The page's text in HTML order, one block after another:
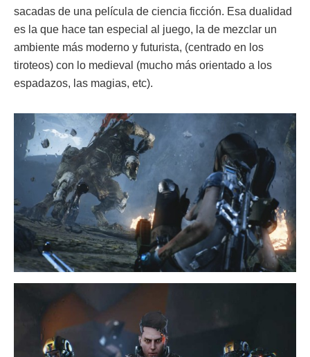
sacadas de una película de ciencia ficción. Esa dualidad
es la que hace tan especial al juego, la de mezclar un
ambiente más moderno y futurista, (centrado en los
tiroteos) con lo medieval (mucho más orientado a los
espadazos, las magias, etc).